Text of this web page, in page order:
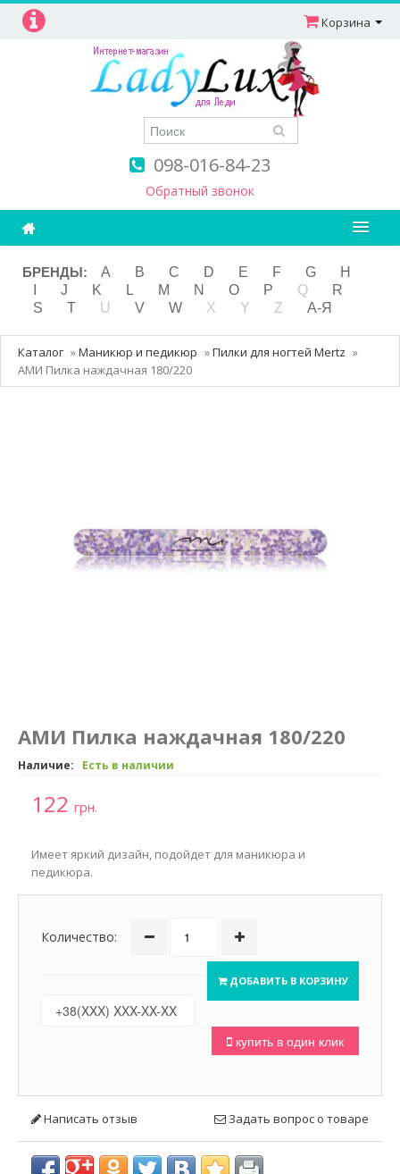
098-016-84-23
Обратный звонок
Корзина
Ароматерапия
Витамины
Детям и мамам
Косметика
БРЕНДЫ: A B C D E F G
H
J K L M N O P Q
R
S
T U V W X Y Z А-Я
Каталог »Маникюр и педикюр »Пилки для ногтей Mertz »
АМИ Пилка наждачная 180/220
АМИ Пилка наждачная 180/220
Наличие: Есть в наличии
122 грн.
Имеет яркий дизайн, подойдет для маникюра и
педикюра.
Количество:
ДОБАВИТЬ В КОРЗИНУ
купить в один клик
Написать отзыв Задать вопрос о товаре